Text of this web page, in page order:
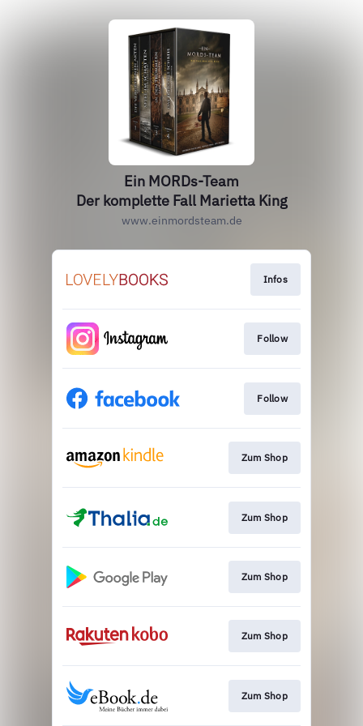
Ein MORDs-Team
Der komplette Fall Marietta King
www.einmordsteam.de
Infos
Follow
Follow
Zum Shop
Zum Shop
Zum Shop
Zum Shop
Zum Shop